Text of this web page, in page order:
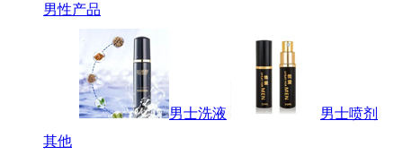
男性产品
男士洗液
男士喷剂
其他